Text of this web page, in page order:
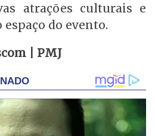
atrações culturais e
do evento.
| PMJ